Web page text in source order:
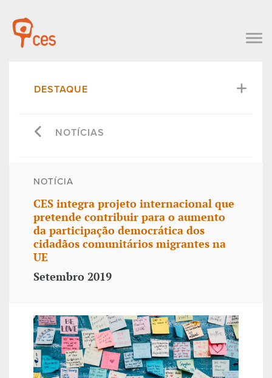
DESTAQUE
NOTÍCIAS
NOTÍCIA
CES integra projeto internacional que
pretende contribuir para o aumento
da participação democrática dos
cidadãos comunitários migrantes na
UE
Setembro 2019